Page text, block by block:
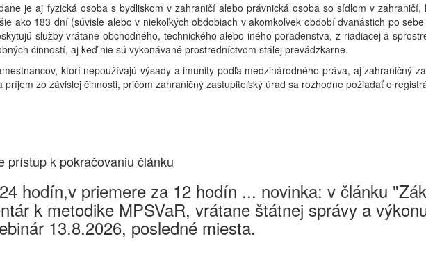
je aj fyzická osoba s bydliskom v zahraničí alebo právnická osoba so sídlom v
ako 183 dní (súvisle alebo v niekoľkých obdobiach v akomkoľvek období dvanástich po
služby vrátane obchodného, technického alebo iného poradenstva, z riadiacej a
činností, aj keď nie sú vykonávané prostredníctvom stálej prevádzkarne.
ktorí nepoužívajú výsady a imunity podľa medzinárodného práva, aj zahraničný
príjem zo závislej činnosti, pričom zahraničný zastupiteľský úrad sa rozhodne požiadať o
prístup k pokračovaniu článku
hodín,v priemere za 12 hodín ... novinka: v článku
k metodike MPSVaR, vrátane štátnej správy a
13.8.2026, posledné miesta.